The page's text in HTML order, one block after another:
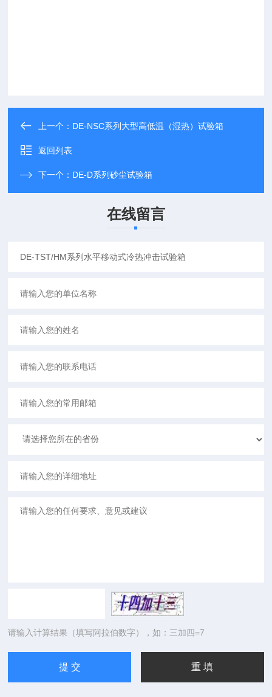
上一个： DE-NSC系列大型高低温（湿热）试验箱
返回列表
下一个： DE-D系列砂尘试验箱
在线留言
请输入计算结果（填写阿拉伯数字），如：三加四=7